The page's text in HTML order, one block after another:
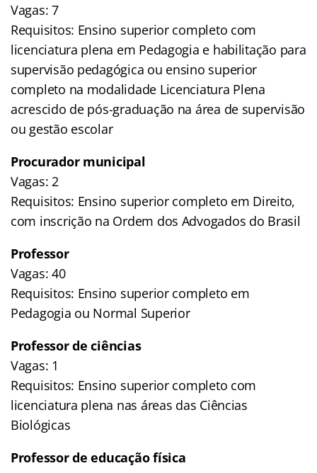
Vagas: 7
Requisitos: Ensino superior completo com
licenciatura plena em Pedagogia e habilitação para
supervisão pedagógica ou ensino superior
completo na modalidade Licenciatura Plena
acrescido de pós-graduação na área de supervisão
ou gestão escolar
Procurador municipal
Vagas: 2
Requisitos: Ensino superior completo em Direito,
com inscrição na Ordem dos Advogados do Brasil
Professor
Vagas: 40
Requisitos: Ensino superior completo em
Pedagogia ou Normal Superior
Professor de ciências
Vagas: 1
Requisitos: Ensino superior completo com
licenciatura plena nas áreas das Ciências
Biológicas
Professor de educação física